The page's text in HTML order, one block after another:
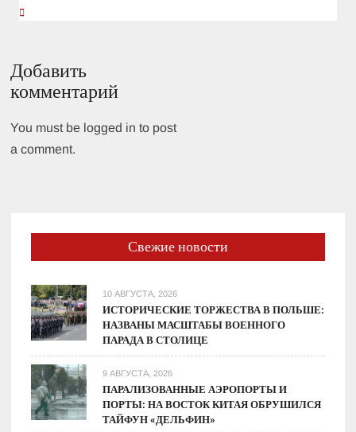
Добавить
комментарий
You must be logged in to post
a comment.
Свежие новости
10 АВГУСТА, 2026
ИСТОРИЧЕСКИЕ ТОРЖЕСТВА В ПОЛЬШЕ:
НАЗВАНЫ МАСШТАБЫ ВОЕННОГО
ПАРАДА В СТОЛИЦЕ
9 АВГУСТА, 2026
ПАРАЛИЗОВАННЫЕ АЭРОПОРТЫ И
ПОРТЫ: НА ВОСТОК КИТАЯ ОБРУШИЛСЯ
ТАЙФУН «ДЕЛЬФИН»